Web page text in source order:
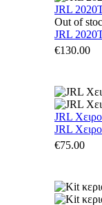
JRL
Out of
JRL
€130.00
JRL
JRL
€75.00